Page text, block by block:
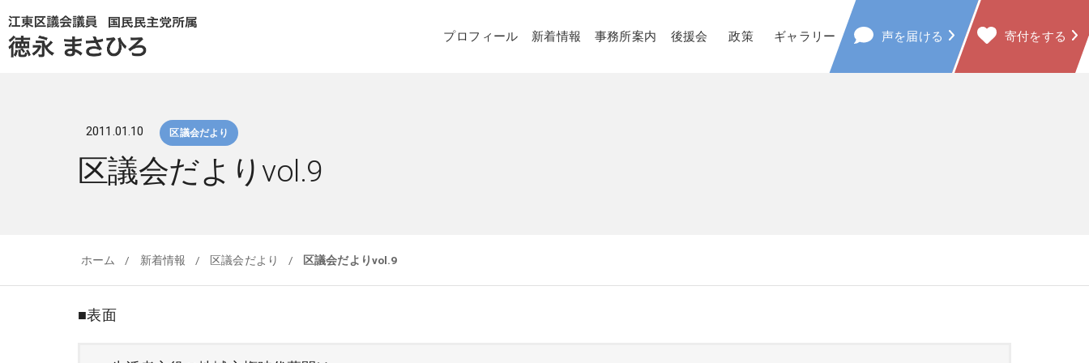
プロフィール 新着情報 事務所案内 後援会 政策 ギャラリー 声を届ける 寄付をする
2011.01.10 区議会だより
区議会だよりvol.9
ホーム / 新着情報 / 区議会だより / 区議会だよりvol.9
■表面